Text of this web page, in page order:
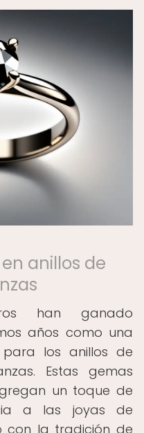
anillos de
han ganado
años como una
los anillos de
Estas gemas
un toque de
a las joyas de
con la tradición de